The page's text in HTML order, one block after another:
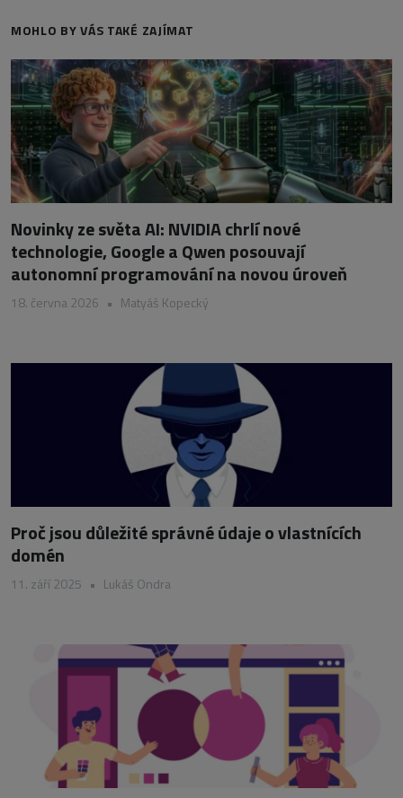
MOHLO BY VÁS TAKÉ ZAJÍMAT
Novinky ze světa AI: NVIDIA chrlí nové
technologie, Google a Qwen posouvají
autonomní programování na novou úroveň
18. června 2026 • Matyáš Kopecký
Proč jsou důležité správné údaje o vlastnících
domén
11. září 2025 • Lukáš Ondra